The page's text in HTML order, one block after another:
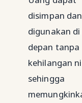
disimpan dan
digunakan di
depan tanpa
kehilangan
sehingga